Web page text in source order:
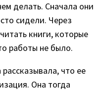
делать. Сначала они
сидели. Через
книги, которые
работы не было.
что ее
Она тогда